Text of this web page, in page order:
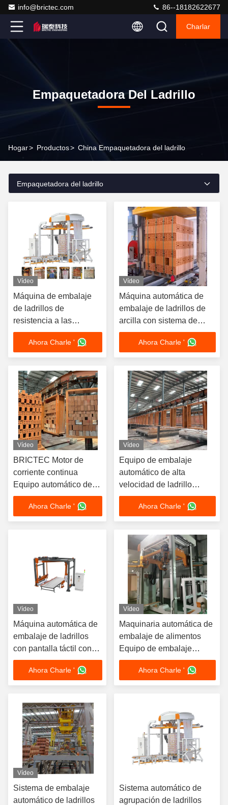
info@brictec.com 86--18182622677
Charlar
Empaquetadora Del Ladrillo
Hogar> Productos> China Empaquetadora del ladrillo
Empaquetadora del ladrillo
Vídeo
Máquina de embalaje
de ladrillos de
resistencia a las
perforaciones
Ahora Charle '
Vídeo
Máquina automática de
embalaje de ladrillos de
arcilla con sistema de
correas y embalaje
Ahora Charle '
Vídeo
BRICTEC Motor de
corriente continua
Equipo automático de
embalaje de ladrillos
Máquina
semiautomática de
Ahora Charle '
Vídeo
Equipo de embalaje
automático de alta
velocidad de ladrillo
Máquina semiautomática
de fijación de cestas
Ahora Charle '
Vídeo
Máquina automática de
embalaje de ladrillos
con pantalla táctil con
ahorro de costos y fuerte
rendimiento protector
Ahora Charle '
Vídeo
Maquinaria automática de
embalaje de alimentos
Equipo de embalaje
Botellas de vidrio Sistema
de embalaje de
estiramiento en frío
Ahora Charle '
Vídeo
Sistema de embalaje
automático de ladrillos
Sistema automático de
agrupación de ladrillos